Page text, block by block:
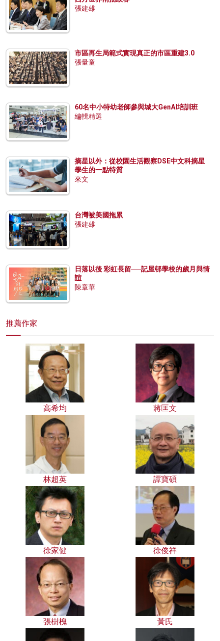
張建雄
市區再生局範式實現真正的市區重建3.0
張量童
60名中小特幼老師參與城大GenAI培訓班
編輯精選
摘星以外：從校園生活觀察DSE中文科摘星
學生的一點特質
來文
台灣被美國拖累
張建雄
日落以後 彩虹長留──記屋邨學校的歲月與情
誼
陳章華
推薦作家
高希均 蔣匡文
林超英 譚寶碩
徐家健 徐俊祥
張樹槐 黃氏